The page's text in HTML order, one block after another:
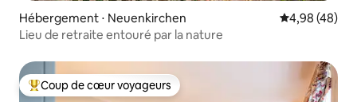
Hébergement ⋅ Neuenkirchen Évaluation
4,98 (48)
Lieu de retraite entouré par la nature
Coups de cœur voyageurs les plus appréciés
Coup de cœur voyageurs